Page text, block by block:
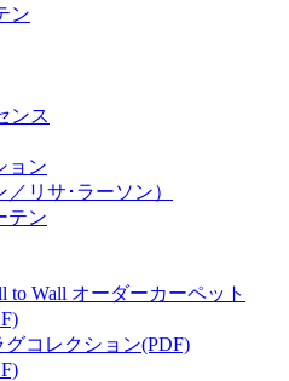
ン
ンス
ョン
／リサ･ラーソン）
テン
to Wall オーダーカーペット
グコレクション(PDF)